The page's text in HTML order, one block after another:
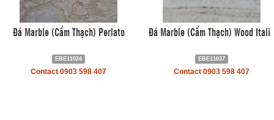
Đá Marble (Cẩm Thạch) Perlato
EBE11024
Contact 0903 598 407
Đá Marble (Cẩm Thạch) Wood Italia
EBE11037
Contact 0903 598 407